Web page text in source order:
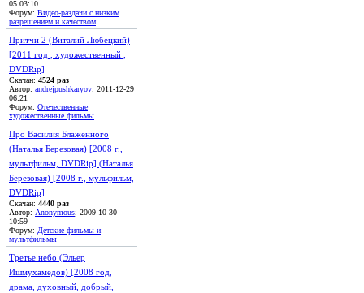
05 03:10
Форум: Видео-раздачи с низким
разрешением и качеством
Притчи 2 (Виталий Любецкий)
[2011 год , художественный ,
DVDRip]
Скачан: 4524 раз
Автор: andrejpushkaryov; 2011-12-29
06:21
Форум: Отечественные
художественные фильмы
Про Василия Блаженного
(Наталья Березовая) [2008 г.,
мультфильм, DVDRip] (Наталья
Березовая) [2008 г., мульфильм,
DVDRip]
Скачан: 4440 раз
Автор: Anonymous; 2009-10-30
10:59
Форум: Детские фильмы и
мультфильмы
Третье небо (Эльер
Ишмухамедов) [2008 год,
драма, духовный, добрый,